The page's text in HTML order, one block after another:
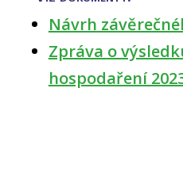
Návrh
Zpráva o
hospodaření